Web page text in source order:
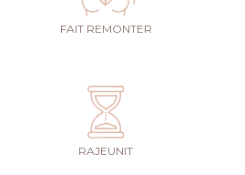
FAIT REMONTER
RAJEUNIT